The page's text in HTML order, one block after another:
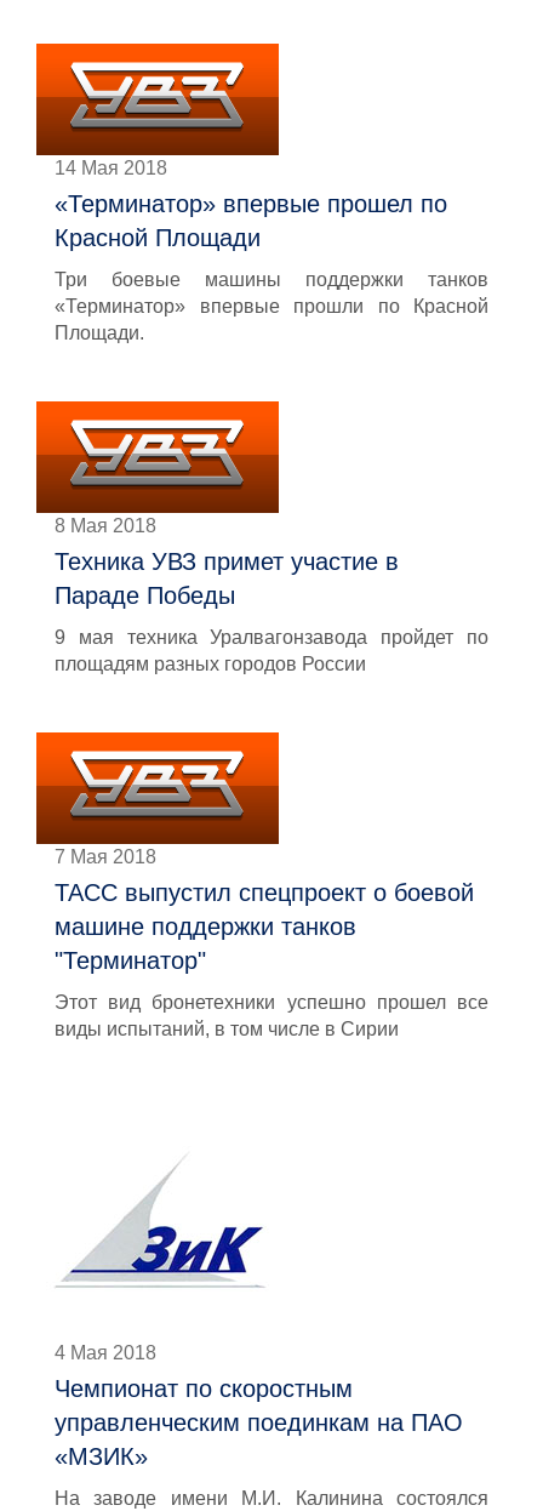
14 Мая 2018
«Терминатор» впервые прошел по
Красной Площади
Три боевые машины поддержки танков
«Терминатор» впервые прошли по Красной
Площади.
8 Мая 2018
Техника УВЗ примет участие в
Параде Победы
9 мая техника Уралвагонзавода пройдет по
площадям разных городов России
7 Мая 2018
ТАСС выпустил спецпроект о боевой
машине поддержки танков
"Терминатор"
Этот вид бронетехники успешно прошел все
виды испытаний, в том числе в Сирии
4 Мая 2018
Чемпионат по скоростным
управленческим поединкам на ПАО
«МЗИК»
На заводе имени М.И. Калинина состоялся